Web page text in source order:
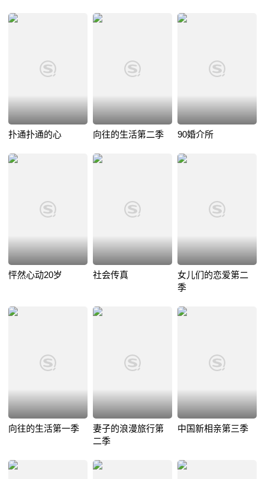
扑通扑通的心 向往的生活第二季 90婚介所
怦然心动20岁 社会传真
女儿们的恋爱第二
季
向往的生活第一季
妻子的浪漫旅行第
二季
中国新相亲第三季